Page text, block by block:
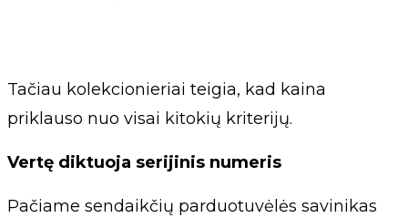
Tačiau kolekcionieriai teigia, kad kaina
priklauso nuo visai kitokių kriterijų.
Vertę diktuoja serijinis numeris
Pačiame sendaikčių parduotuvėlės savinikas